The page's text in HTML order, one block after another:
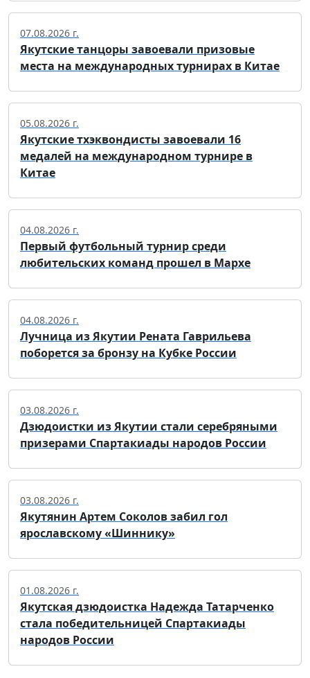
07.08.2026 г.
Якутские танцоры завоевали призовые
места на международных турнирах в Китае
05.08.2026 г.
Якутские тхэквондисты завоевали 16
медалей на международном турнире в
Китае
04.08.2026 г.
Первый футбольный турнир среди
любительских команд прошел в Мархе
04.08.2026 г.
Лучница из Якутии Рената Гаврильева
поборется за бронзу на Кубке России
03.08.2026 г.
Дзюдоистки из Якутии стали серебряными
призерами Спартакиады народов России
03.08.2026 г.
Якутянин Артем Соколов забил гол
ярославскому «Шиннику»
01.08.2026 г.
Якутская дзюдоистка Надежда Татарченко
стала победительницей Спартакиады
народов России